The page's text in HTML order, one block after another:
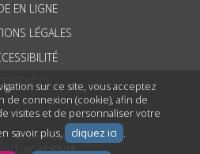
sur ce site, vous acceptez
de connexion (cookie), afin de
visites et de personnaliser votre
savoir plus,
cliquez ici .
EN LIGNE
LÉGALES